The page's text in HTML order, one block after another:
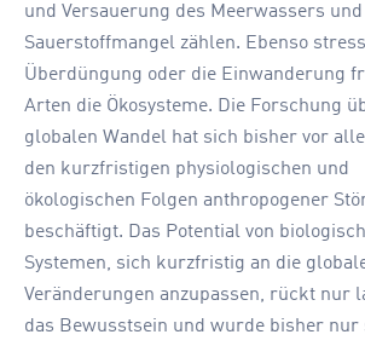
und Versauerung des Meerwassers
Sauerstoffmangel zählen. Ebenso
Überdüngung oder die Einwanderung
Arten die Ökosysteme. Die Forschung
globalen Wandel hat sich bisher vor
den kurzfristigen physiologischen und
ökologischen Folgen anthropogener
beschäftigt. Das Potential von
Systemen, sich kurzfristig an die
Veränderungen anzupassen, rückt nur
das Bewusstsein und wurde bisher nur